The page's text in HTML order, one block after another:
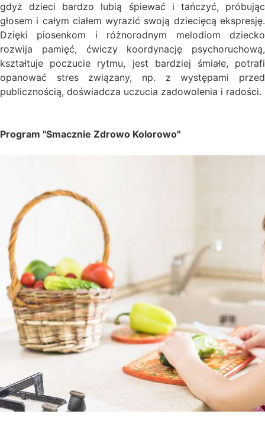
gdyż dzieci bardzo lubią śpiewać i tańczyć, próbując
głosem i całym ciałem wyrazić swoją dziecięcą ekspresję.
Dzięki piosenkom i różnorodnym melodiom dziecko
rozwija pamięć, ćwiczy koordynację psychoruchową,
kształtuje poczucie rytmu, jest bardziej śmiałe, potrafi
opanować stres związany, np. z występami przed
publicznością, doświadcza uczucia zadowolenia i radości.
Program "Smacznie Zdrowo Kolorowo"